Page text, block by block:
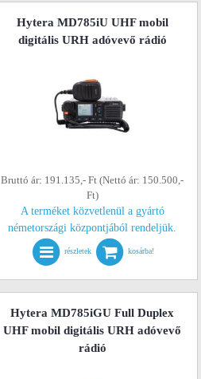
Hytera MD785iU UHF mobil
digitális URH adóvevő rádió
Bruttó ár: 191.135,- Ft (Nettó ár: 150.500,-
Ft)
A terméket közvetlenül a gyártó
németországi központjából rendeljük.
részletek kosárba!
Hytera MD785iGU Full Duplex
UHF mobil digitális URH adóvevő
rádió